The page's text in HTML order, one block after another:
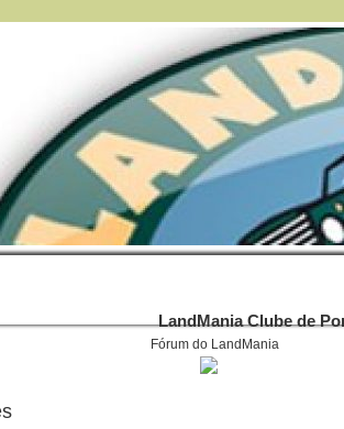
LandMania Clube de
Fórum do LandMania